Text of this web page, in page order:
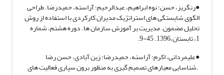
●رنگریز، حسن؛ نوه ابراهیم، عبدالرحیم؛ آراسته، حمیدرضا. طراحی
الگوی شایستگی های استراتژیک مدیران کارکردی با استفاده از روش
تحلیل مضمون. مدیریت بر آموزش سازمان ها. دوره هشتم، شماره
1، تابستان،1396. 45-9.
●علیمردانی، اکرم؛ آراسته، حمیدرضا؛ زین آبادی، حسن رضا
.شناسایی معیارهای تصمیم گیری به منظور برون سپاری فعالیت های